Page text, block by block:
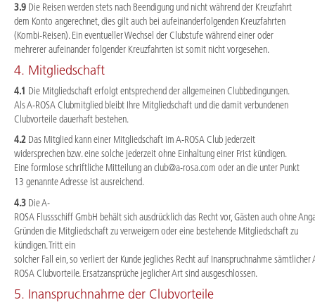
3.9 Die Reisen werden stets nach Beendigung und nicht während der Kreuzfahrt
dem Konto angerechnet, dies gilt auch bei aufeinanderfolgenden Kreuzfahrten
(Kombi-Reisen). Ein eventueller Wechsel der Clubstufe während einer oder
mehrerer aufeinander folgender Kreuzfahrten ist somit nicht vorgesehen.
4. Mitgliedschaft
4.1 Die Mitgliedschaft erfolgt entsprechend der allgemeinen Clubbedingungen.
Als A-ROSA Clubmitglied bleibt Ihre Mitgliedschaft und die damit verbundenen
Clubvorteile dauerhaft bestehen.
4.2 Das Mitglied kann einer Mitgliedschaft im A-ROSA Club jederzeit
widersprechen bzw. eine solche jederzeit ohne Einhaltung einer Frist kündigen.
Eine formlose schriftliche Mitteilung an club@a-rosa.com oder an die unter Punkt
13 genannte Adresse ist ausreichend.
4.3 Die A-
ROSA Flussschiff GmbH behält sich ausdrücklich das Recht vor, Gästen auch ohne
Gründen die Mitgliedschaft zu verweigern oder eine bestehende Mitgliedschaft zu
kündigen. Tritt ein
solcher Fall ein, so verliert der Kunde jegliches Recht auf Inanspruchnahme sämtlicher
ROSA Clubvorteile. Ersatzansprüche jeglicher Art sind ausgeschlossen.
5. Inanspruchnahme der Clubvorteile